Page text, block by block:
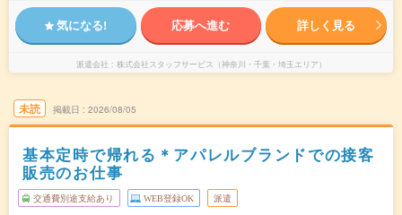
気になる! 応募へ進む 詳しく見る
派遣会社 株式会社スタッフサービス（神奈川・千葉・埼玉エリア）
未読 掲載日 2026/08/05
基本定時で帰れる＊アパレルブランドでの接客
販売のお仕事
交通費別途支給あり WEB登録OK 派遣